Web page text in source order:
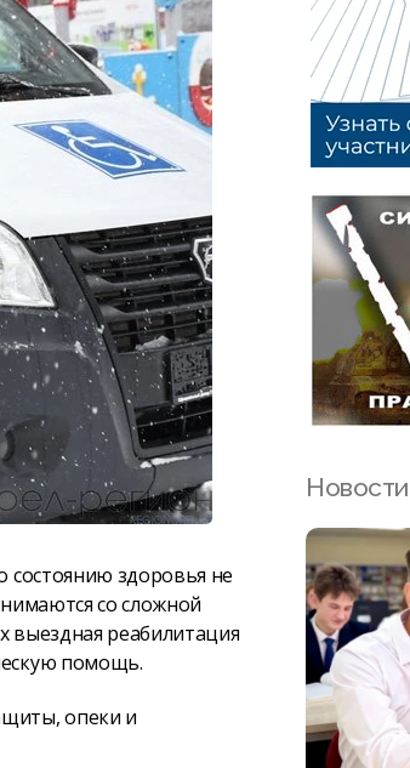
состоянию здоровья не
со сложной
выездная реабилитация
помощь.
опеки и